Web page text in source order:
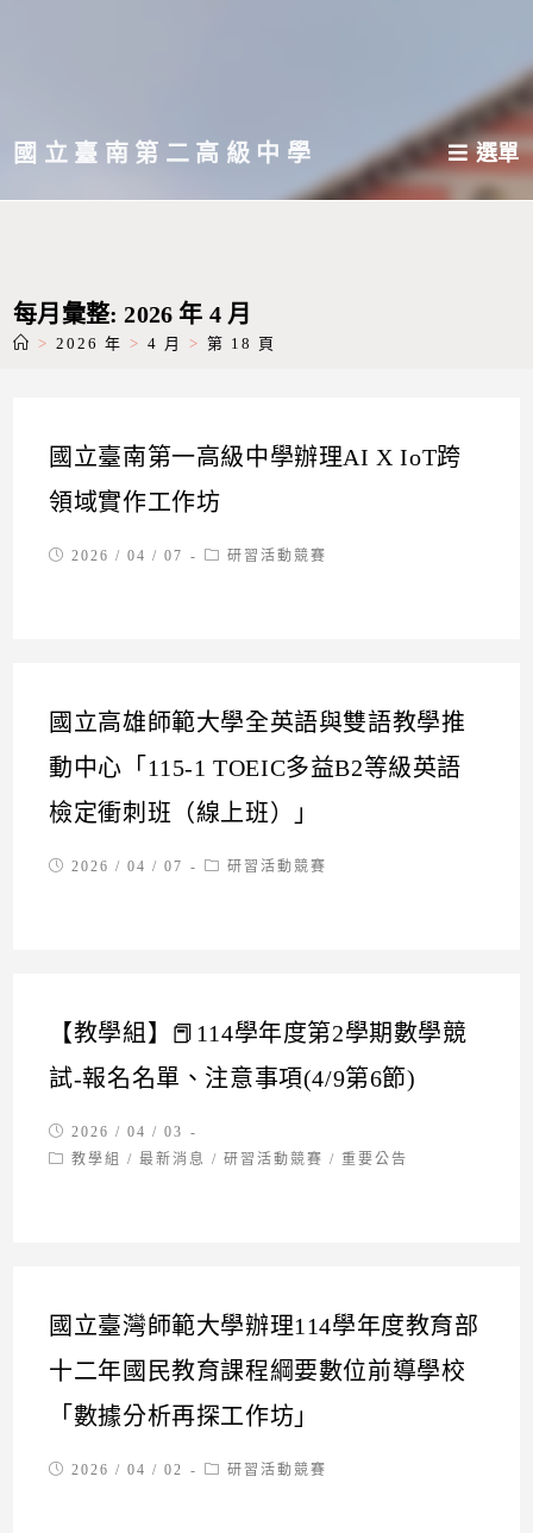
主國立臺南第二高級中學 選單
每月彙整: 2026 年 4 月
> 2026 年 > 4 月 > 第 18 頁
國立臺南第一高級中學辦理AI X IoT跨
領域實作工作坊
Post2026 / 04 / 07
Post研習活動競賽
國立高雄師範大學全英語與雙語教學推
動中心「115-1 TOEIC多益B2等級英語
檢定衝刺班（線上班）」
Post2026 / 04 / 07
Post研習活動競賽
【教學組】📕114學年度第2學期數學競
試-報名名單、注意事項(4/9第6節)
Post
published:
2026 / 04 / 03
Post教學組 / 最新消息 / 研習活動競賽 / 重要公告
國立臺灣師範大學辦理114學年度教育部
十二年國民教育課程綱要數位前導學校
「數據分析再探工作坊」
Post2026 / 04 / 02
Post研習活動競賽